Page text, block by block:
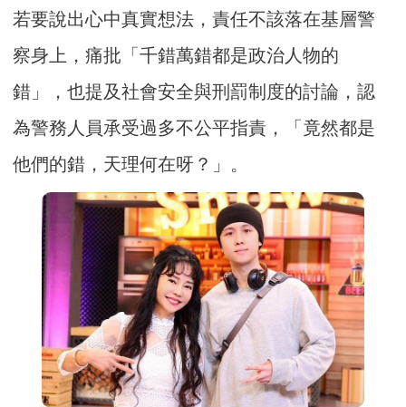
若要說出心中真實想法，責任不該落在基層警
察身上，痛批「千錯萬錯都是政治人物的
錯」，也提及社會安全與刑罰制度的討論，認
為警務人員承受過多不公平指責，「竟然都是
他們的錯，天理何在呀？」。